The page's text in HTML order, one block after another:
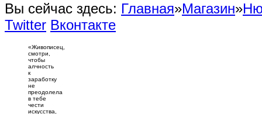
Вы сейчас здесь: Главная»Магазин»
Twitter Вконтакте
«Живописец,
смотри,
чтобы
алчность
к
заработку
не
преодолела
в тебе
чести
искусства,